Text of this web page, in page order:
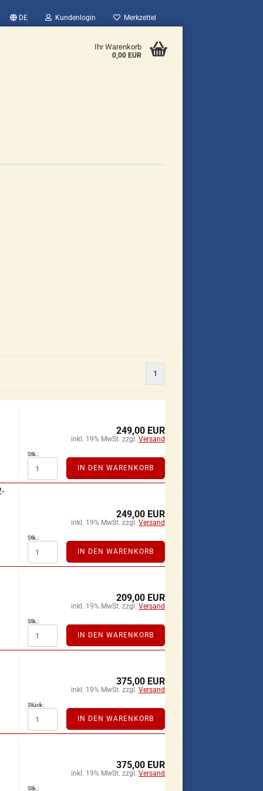
DE Kundenlogin Merkzettel
Ihr Warenkorb
0,00 EUR
1
249,00 EUR
inkl. 19% MwSt. zzgl. Versand
Stk.:
IN DEN WARENKORB
249,00 EUR
inkl. 19% MwSt. zzgl. Versand
Stk.:
IN DEN WARENKORB
209,00 EUR
inkl. 19% MwSt. zzgl. Versand
Stk.:
IN DEN WARENKORB
375,00 EUR
inkl. 19% MwSt. zzgl. Versand
Stück:
IN DEN WARENKORB
375,00 EUR
inkl. 19% MwSt. zzgl. Versand
Stk.: